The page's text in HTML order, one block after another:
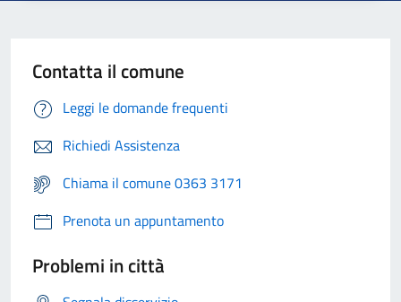
Contatta il comune
Leggi le domande frequenti
Richiedi Assistenza
Chiama il comune 0363 3171
Prenota un appuntamento
Problemi in città